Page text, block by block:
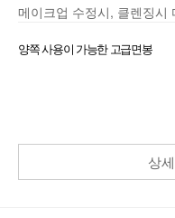
메이크업 수정시, 클렌징시
양쪽 사용이 가능한 고급면봉
상